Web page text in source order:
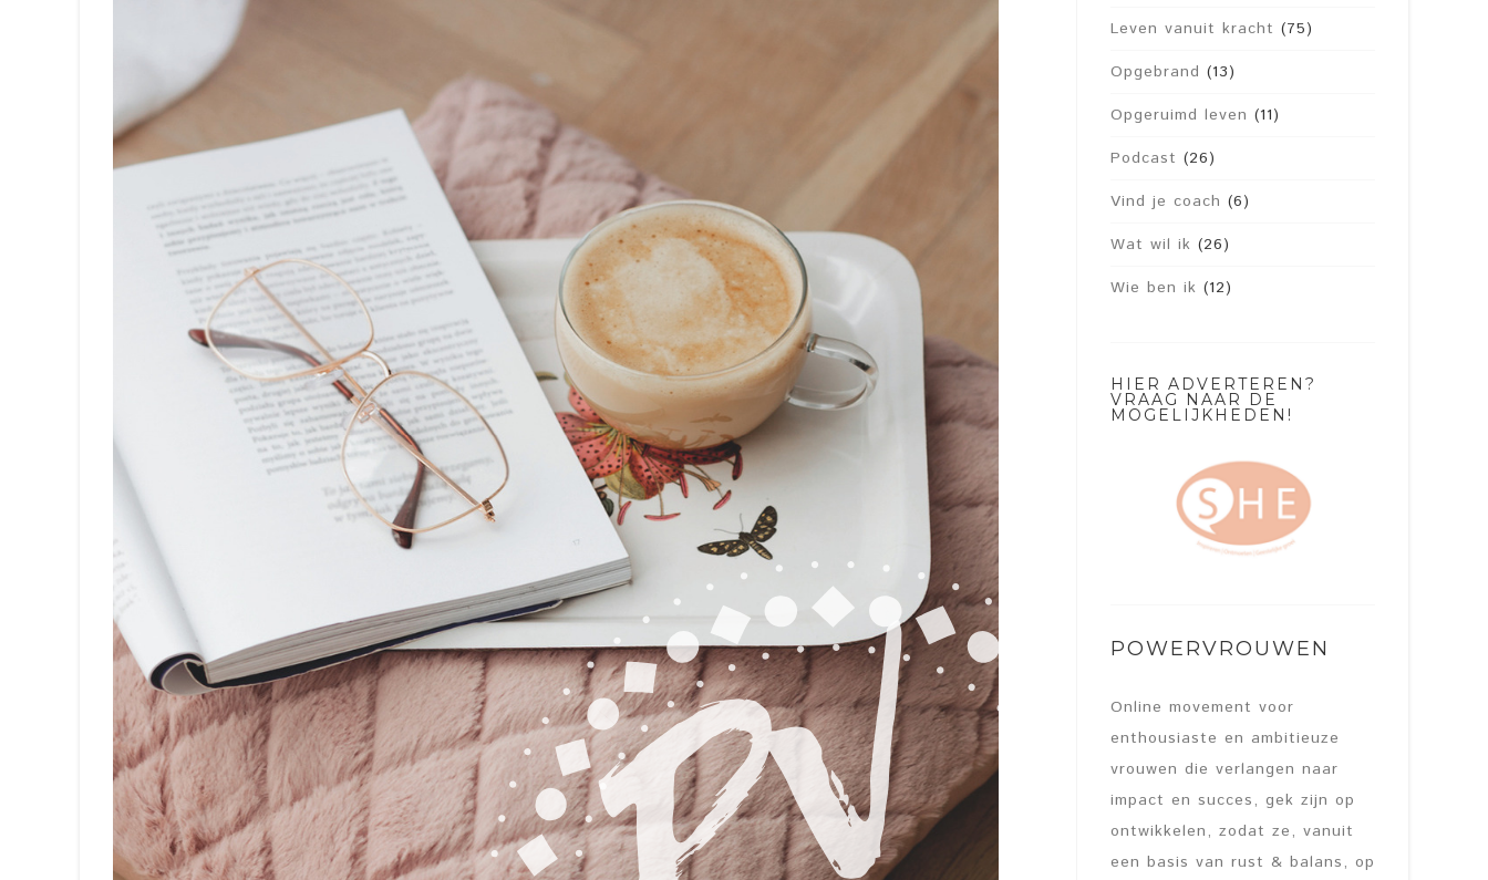
Leven vanuit kracht (75)
Opgebrand (13)
Opgeruimd leven (11)
Podcast (26)
Vind je coach (6)
Wat wil ik (26)
Wie ben ik (12)
HIER ADVERTEREN?
VRAAG NAAR DE
MOGELIJKHEDEN!
POWERVROUWEN
Online movement voor
enthousiaste en ambitieuze
vrouwen die verlangen naar
impact en succes, gek zijn op
ontwikkelen, zodat ze, vanuit
een basis van rust & balans, op